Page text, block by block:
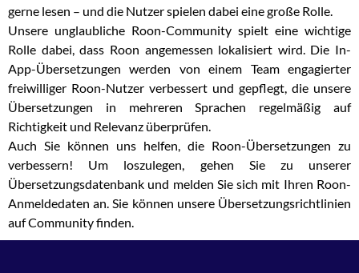
gerne lesen – und die Nutzer spielen dabei eine große Rolle.
Unsere unglaubliche Roon-Community spielt eine wichtige
Rolle dabei, dass Roon angemessen lokalisiert wird. Die In-
App-Übersetzungen werden von einem Team engagierter
freiwilliger Roon-Nutzer verbessert und gepflegt, die unsere
Übersetzungen in mehreren Sprachen regelmäßig auf
Richtigkeit und Relevanz überprüfen.
Auch Sie können uns helfen, die Roon-Übersetzungen zu
verbessern! Um loszulegen, gehen Sie zu unserer
Übersetzungsdatenbank und melden Sie sich mit Ihren Roon-
Anmeldedaten an. Sie können unsere Übersetzungsrichtlinien
auf Community finden.